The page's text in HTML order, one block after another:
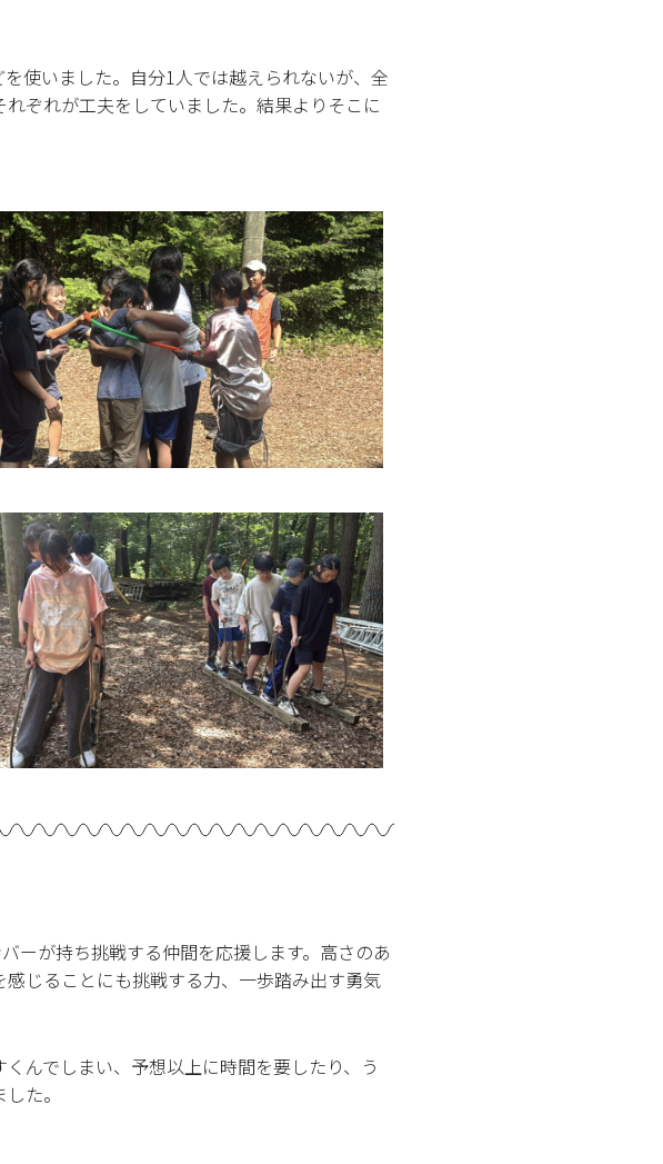
使いました。自分1人では越えられないが、全
ぞれが工夫をしていました。結果よりそこに
ーが持ち挑戦する仲間を応援します。 高さのあ
感じることにも挑戦する力、一歩踏み出す勇気
んでしまい、予想以上に時間を要したり、う
た。